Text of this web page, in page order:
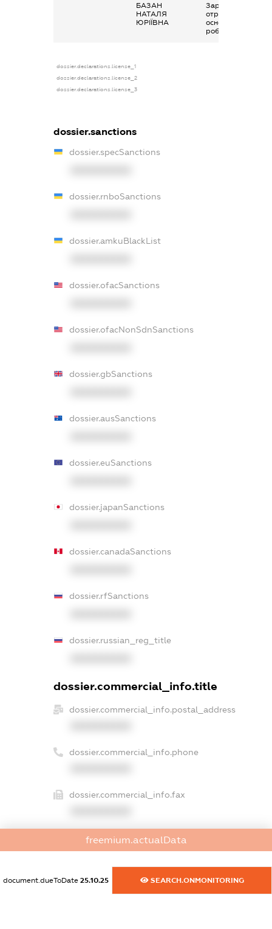
БАЗАН
НАТАЛЯ
ЮРІЇВНА
Заробітна плата
отримана за
основним місцем
роботи
dossier.declarations.license_1
dossier.declarations.license_2
dossier.declarations.license_3
dossier.sanctions
dossier.specSanctions
dossier.rnboSanctions
dossier.amkuBlackList
dossier.ofacSanctions
dossier.ofacNonSdnSanctions
dossier.gbSanctions
dossier.ausSanctions
dossier.euSanctions
dossier.japanSanctions
dossier.canadaSanctions
dossier.rfSanctions
dossier.russian_reg_title
dossier.commercial_info.title
dossier.commercial_info.postal_address
dossier.commercial_info.phone
dossier.commercial_info.fax
dossier.commercial_info.email
XXXXXXXXXX
dossier.commercial_info.website
XXXXXXXXXX
freemium.actualData
document.dueToDate 25.10.25 SEARCH.ONMONITORING